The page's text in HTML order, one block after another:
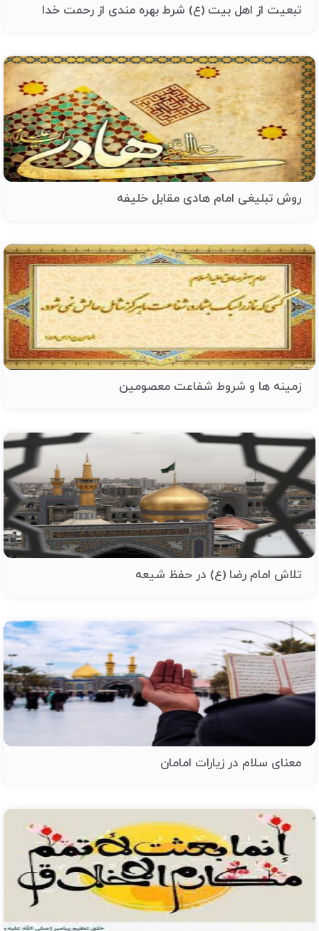
تبعیت از اهل بیت (ع) شرط بهره مندی از رحمت خدا
روش تبلیغی امام هادی مقابل خلیفه
زمینه ها و شروط شفاعت معصومین
تلاش امام رضا (ع) در حفظ شیعه
معنای سلام در زیارات امامان